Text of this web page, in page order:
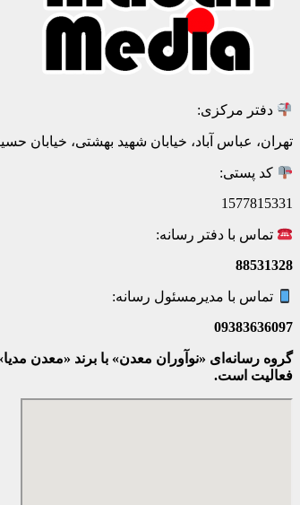
دفتر مرکزی:
تهران، عباس آباد، خیابان شهید بهشتی، خیابان حسینی،
کد پستی:
1577815331
تماس با دفتر رسانه:
88531328
تماس با مدیرمسئول رسانه:
09383636097
گروه رسانه‌ای «نوآوران معدن» با برند «معدن
فعالیت است.